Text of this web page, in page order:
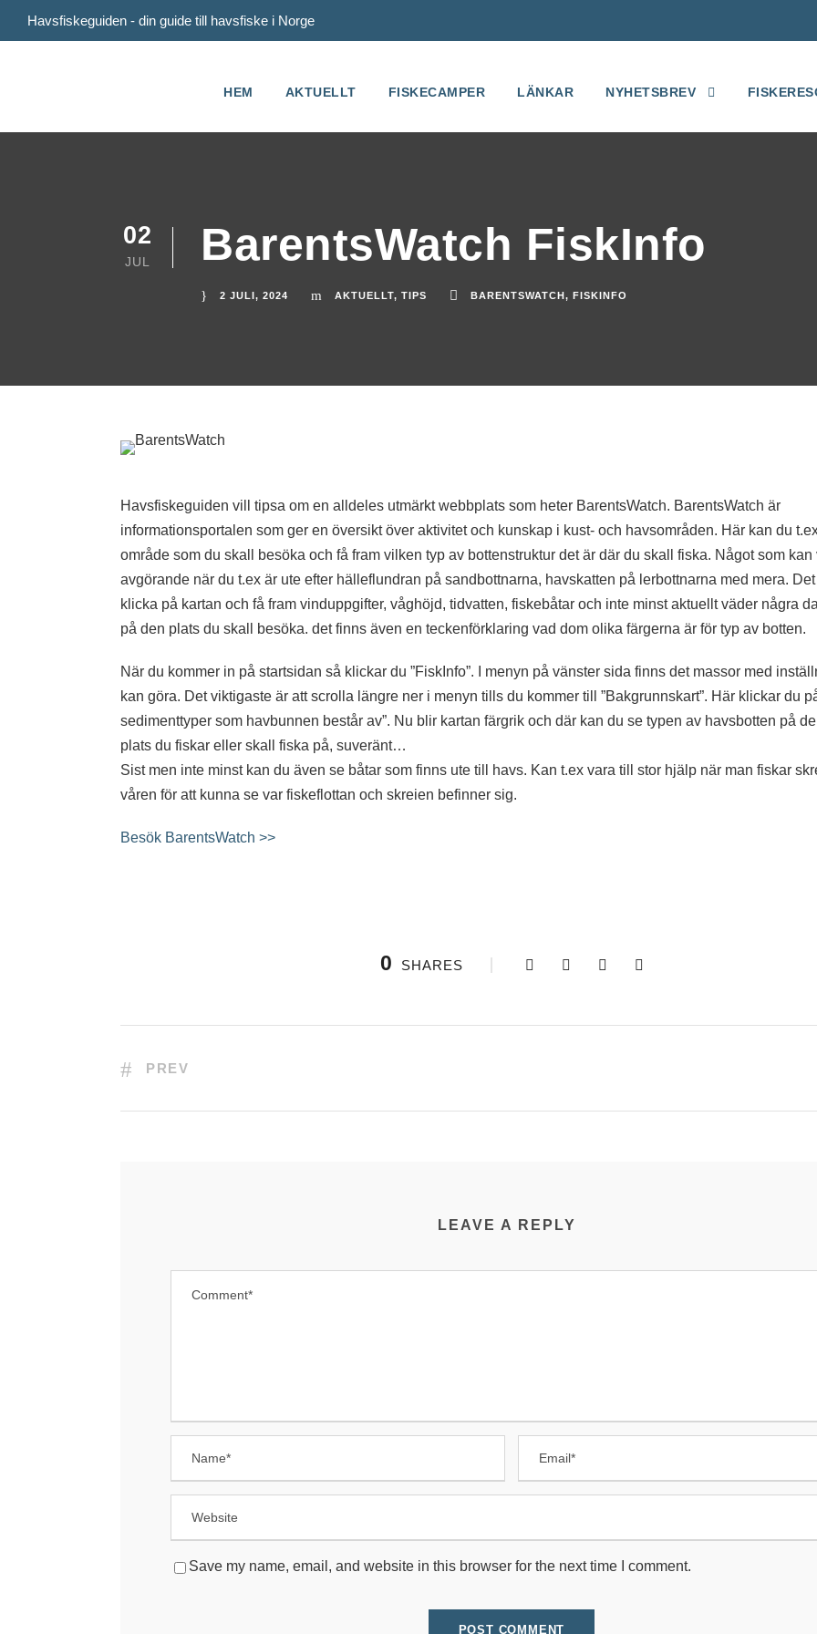
Havsfiskeguiden - din guide till havsfiske i Norge
HEM AKTUELLT FISKECAMPER LÄNKAR NYHETSBREV
02
JUL BarentsWatch FiskInfo
2 JULI, 2024 AKTUELLT, TIPS BARENTSWATCH, FISKINFO
Havsfiskeguiden vill tipsa om en alldeles utmärkt webbplats som heter BarentsWatch. BarentsWatch är
informationsportalen som ger en översikt över aktivitet och kunskap i kust- och havsområden. Här kan du
område som du skall besöka och få fram vilken typ av bottenstruktur det är där du skall fiska. Något som kan
avgörande när du t.ex är ute efter hälleflundran på sandbottnarna, havskatten på lerbottnarna med mera.
klicka på kartan och få fram vinduppgifter, våghöjd, tidvatten, fiskebåtar och inte minst aktuellt väder några
på den plats du skall besöka. det finns även en teckenförklaring vad dom olika färgerna är för typ av botten.
När du kommer in på startsidan så klickar du ”FiskInfo”. I menyn på vänster sida finns det massor med
kan göra. Det viktigaste är att scrolla längre ner i menyn tills du kommer till ”Bakgrunnskart”. Här klickar du
sedimenttyper som havbunnen består av”. Nu blir kartan färgrik och där kan du se typen av havsbotten på
plats du fiskar eller skall fiska på, suveränt…
Sist men inte minst kan du även se båtar som finns ute till havs. Kan t.ex vara till stor hjälp när man fiskar
våren för att kunna se var fiskeflottan och skreien befinner sig.
Besök BarentsWatch >>
0 SHARES
PREV
LEAVE A REPLY
Save my name, email, and website in this browser for the next time I comment.